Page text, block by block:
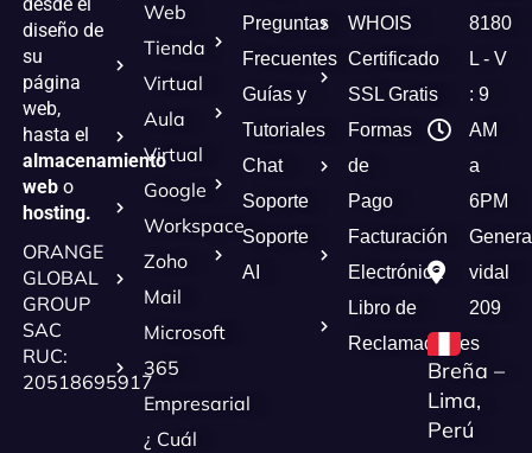
diseño de
su
página
web,
hasta el
almacenamiento
webo
hosting.
ORANGE
GLOBAL
GROUP
SAC
RUC:
20518695917
Web
Tienda
Virtual
Aula
Virtual
Google
Workspace
Zoho
Mail
Microsoft
365
Empresarial
¿ Cuál
Preguntas
Frecuentes
Guías y
Tutoriales
Chat
Soporte
Soporte
AI
WHOIS
Certificado
SSL Gratis
Formas
de
Pago
Facturación
Electrónica
Libro de
Reclamaciones
8180
L - V
: 9
AM
a
6PM
vidal
209
Breña –
Lima,
Perú